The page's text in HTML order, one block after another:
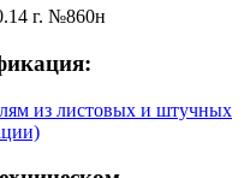
г. №860н
из листовых и штучных